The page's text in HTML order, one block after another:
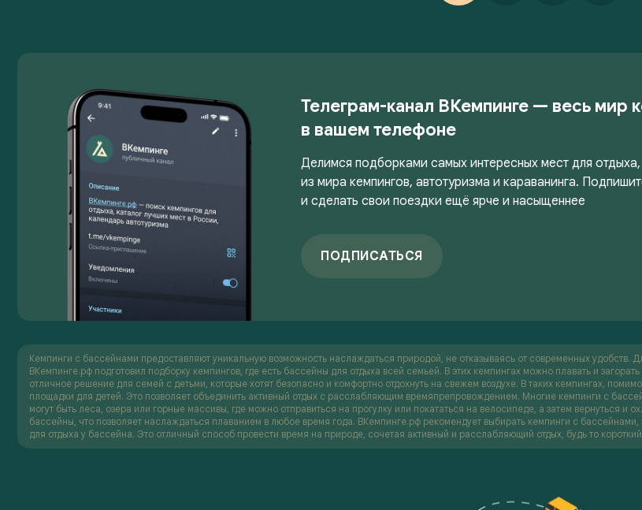
Телеграм-канал ВКемпинге — весь мир
в вашем телефоне
Делимся подборками самых интересных мест для
из мира кемпингов, автотуризма и караванинга.
и сделать свои поездки ещё ярче и насыщеннее
ПОДПИСАТЬСЯ
Кемпинги с бассейнами предоставляют уникальную возможность наслаждаться природой, не отказываясь от современных удобств.
ВКемпинге.рф подготовил подборку кемпингов, где есть бассейны для отдыха всей семьей. В этих кемпингах можно плавать и
отличное решение для семей с детьми, которые хотят безопасно и комфортно отдохнуть на свежем воздухе. В таких кемпингах,
площадки для детей. Это позволяет объединить активный отдых с расслабляющим времяпрепровождением. Многие кемпинги с
могут быть леса, озера или горные массивы, где можно отправиться на прогулку или покататься на велосипеде, а затем вернуться и
бассейны, что позволяет наслаждаться плаванием в любое время года. ВКемпинге.рф рекомендует выбирать кемпинги с
для отдыха у бассейна. Это отличный способ провести время на природе, сочетая активный и расслабляющий отдых, будь то